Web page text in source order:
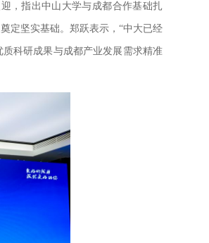
，指出中山大学与成都合作基础扎
定坚实基础。郑跃表示，“中大已经
质科研成果与成都产业发展需求精准